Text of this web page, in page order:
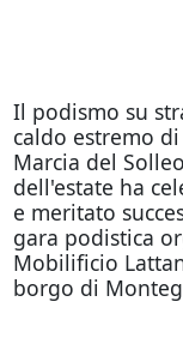
Il podismo su
caldo estremo
Marcia del
dell'estate ha
e meritato
gara podistica
Mobilificio
borgo di